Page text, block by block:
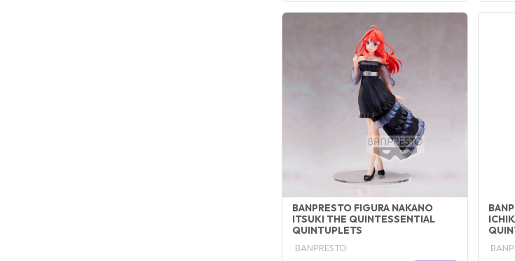
BANPRESTO FIGURA NAKANO
ITSUKI THE QUINTESSENTIAL
QUINTUPLETS
BANPRESTO